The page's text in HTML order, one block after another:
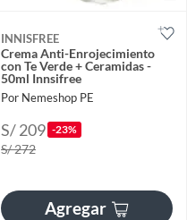
INNISFREE
Crema Anti-Enrojecimiento
con Te Verde + Ceramidas -
50ml Innsifree
Por Nemeshop PE
S/ 209 -23%
S/ 272
Agregar